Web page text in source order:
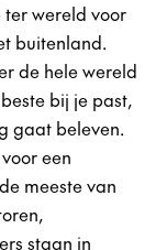
wereld voor
buitenland.
de hele wereld
bij je past,
gaat beleven.
een
meeste van
staan ​​in